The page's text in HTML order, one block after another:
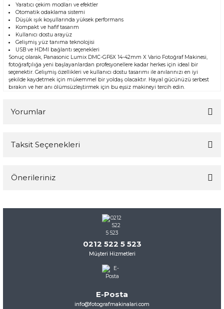
Yaratıcı çekim modları ve efektler
Otomatik odaklama sistemi
Düşük ışık koşullarında yüksek performans
Kompakt ve hafif tasarım
Kullanıcı dostu arayüz
Gelişmiş yüz tanıma teknolojisi
USB ve HDMI bağlantı seçenekleri
Sonuç olarak, Panasonic Lumix DMC-GF6X 14-42mm X Vario Fotoğraf Makinesi,
fotoğrafçılığa yeni başlayanlardan profesyonellere kadar herkes için ideal bir
seçenektir. Gelişmiş özellikleri ve kullanıcı dostu tasarımı ile anılarınızı en iyi
şekilde kaydetmek için mükemmel bir yoldaş olacaktır. Hayal gücünüzü serbest
bırakın ve her anı ölümsüzleştirmek için bu eşsiz makineyi tercih edin.
Yorumlar
Taksit Seçenekleri
Önerileriniz
konularda yetersiz gördüğünüz noktaları öneri formunu
kullanarak tarafımıza iletebilirsiniz.
Görüş ve önerileriniz için teşekkür ederiz.
Ürün resmi kalitesiz, bozuk veya görüntülenemiyor.
Ürün açıklamasında eksik bilgiler bulunuyor.
Ürün fiyatı diğer sitelerden daha pahalı.
0212 522 5 523
Müşteri Hizmetleri
E-Posta
info@fotografmakinalari.com